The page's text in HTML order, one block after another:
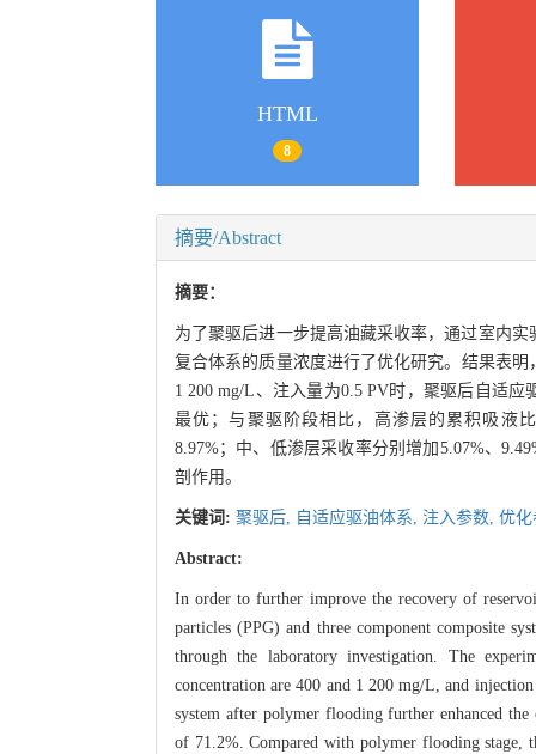
HTML
8
摘要/Abstract
摘要：
为了聚驱后进一步提高油藏采收率，通过室内
复合体系的质量浓度进行了优化研究。结果表
1 200 mg/L、注入量为0.5 PV时，聚驱后自适
最优；与聚驱阶段相比，高渗层的累积吸液
8.97%；中、低渗层采收率分别增加5.07%、
剖作用。
关键词: 聚驱后, 自适应驱油体系, 注入参数, 优化
Abstract:
In order to further improve the recovery of
particles (PPG) and three component composite
through the laboratory investigation. The
concentration are 400 and 1 200 mg/L, and
system after polymer flooding further enhanced
of 71.2%. Compared with polymer flooding stage,